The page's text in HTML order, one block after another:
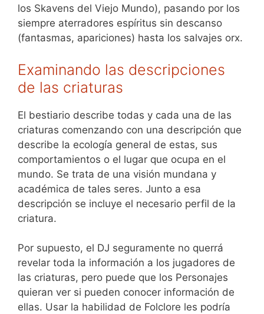
los Skavens del Viejo Mundo), pasando por los
siempre aterradores espíritus sin descanso
(fantasmas, apariciones) hasta los salvajes orx.
Examinando las descripciones
de las criaturas
El bestiario describe todas y cada una de las
criaturas comenzando con una descripción que
describe la ecología general de estas, sus
comportamientos o el lugar que ocupa en el
mundo. Se trata de una visión mundana y
académica de tales seres. Junto a esa
descripción se incluye el necesario perfil de la
criatura.
Por supuesto, el DJ seguramente no querrá
revelar toda la información a los jugadores de
las criaturas, pero puede que los Personajes
quieran ver si pueden conocer información de
ellas. Usar la habilidad de Folclore les podría